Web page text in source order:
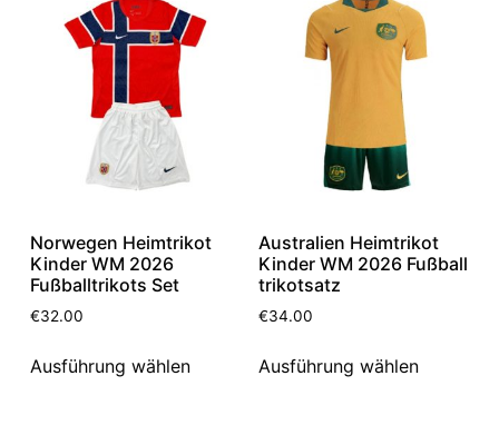
Norwegen Heimtrikot
Kinder WM 2026
Fußballtrikots Set
€32.00
Ausführung wählen
Australien Heimtrikot
Kinder WM 2026 Fußball
trikotsatz
€34.00
Ausführung wählen